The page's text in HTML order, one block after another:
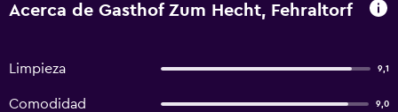
Acerca de Gasthof Zum Hecht, Fehraltorf
Limpieza 9,1
Comodidad 9,0